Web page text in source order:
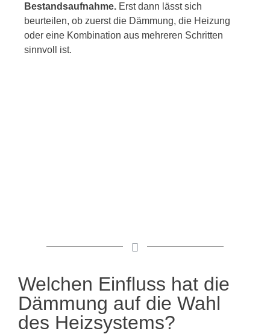
Bestandsaufnahme. Erst dann lässt sich
beurteilen, ob zuerst die Dämmung, die Heizung
oder eine Kombination aus mehreren Schritten
sinnvoll ist.
Welchen Einfluss hat die
Dämmung auf die Wahl
des Heizsystems?